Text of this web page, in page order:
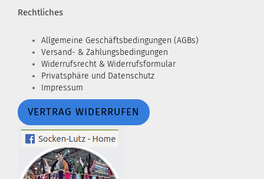
Rechtliches
Allgemeine Geschäftsbedingungen (AGBs)
Versand- & Zahlungsbedingungen
Widerrufsrecht & Widerrufsformular
Privatsphäre und Datenschutz
Impressum
VERTRAG WIDERRUFEN